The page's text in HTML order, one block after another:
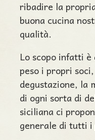
ribadire la
buona cucina
qualità.
Lo scopo infatti
peso i propri
degustazione, la
di ogni sorta di
siciliana ci
generale di tutti